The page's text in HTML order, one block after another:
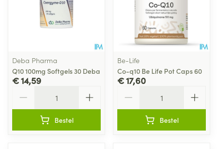
Deba Pharma
Q10 100mg Softgels 30 Deba
€ 14,59
Bestel
Be-Life
Co-q10 Be Life Pot Caps 60
€ 17,60
Bestel